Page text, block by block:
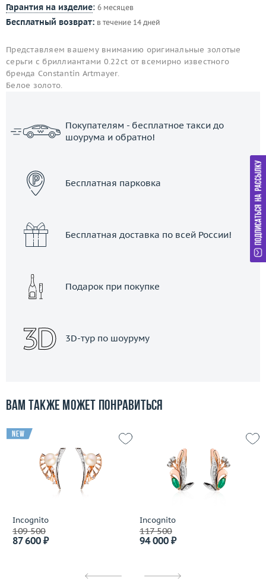
Гарантия на изделие: 6 месяцев
Бесплатный возврат: в течение 14 дней
Представляем вашему вниманию оригинальные золотые
серьги с бриллиантами 0.22ct от всемирно известного
бренда Constantin Artmayer.
Белое золото.
Покупателям - бесплатное такси до
шоурума и обратно!
Бесплатная парковка
Бесплатная доставка по всей России!
Подарок при покупке
3D-тур по шоуруму
Вам также может понравиться
Incognito
109 500
87 600 ₽
new
Incognito
117 500
94 000 ₽